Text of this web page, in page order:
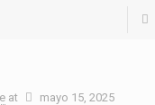
at mayo 15, 2025